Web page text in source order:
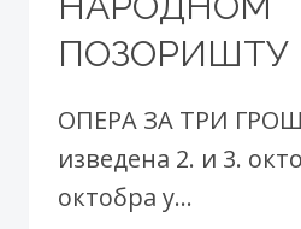
ПОЗОРИШТУ
ОПЕРА ЗА ТРИ
изведена 2. и 3.
октобра у…